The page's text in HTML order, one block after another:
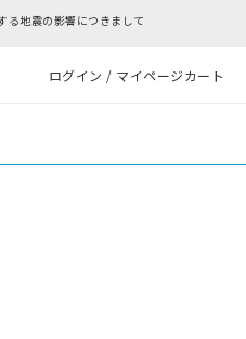
影響につきまして
ログイン / マイページカート